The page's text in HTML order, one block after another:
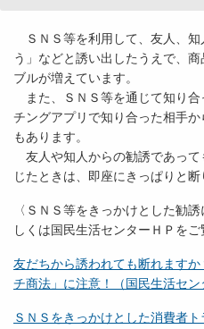
ＳＮＳ等を利用して、友人、知
う」などと誘い出したうえで、
ブルが増えています。
また、ＳＮＳ等を通じて知り合
チングアプリで知り合った相手
もあります。
友人や知人からの勧誘であっ
じたときは、即座にきっぱりと断
〈ＳＮＳ等をきっかけとした勧
しくは国民生活センターＨＰをご
友だちから誘われても断れます
チ商法」に注意！（国民生活セン
ＳＮＳをきっかけとした消費者